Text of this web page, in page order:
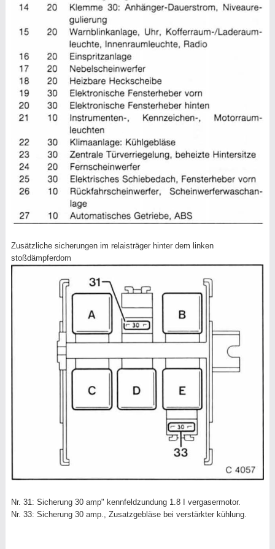
Zusätzliche sicherungen im relaisträger hinter dem linken
stoßdämpferdom
Nr. 31: Sicherung 30 amp" kennfeldzundung 1.8 I vergasermotor.
Nr. 33: Sicherung 30 amp., Zusatzgebläse bei verstärkter kühlung.